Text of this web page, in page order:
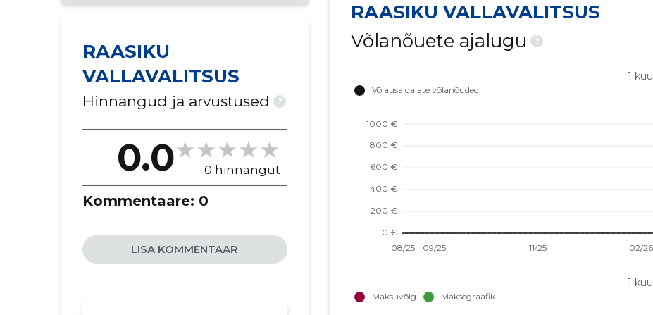
RAASIKU
VALLAVALITSUS
Hinnangud ja arvustused ?
0.0 0 hinnangut
Kommentaare: 0
LISA KOMMENTAAR
RAASIKU VALLAVALITSUS
Võlanõuete ajalugu
?
1 kuu
1 kuu